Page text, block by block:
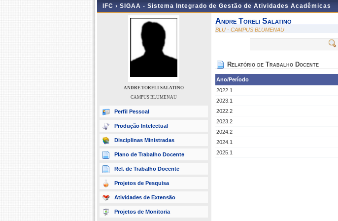
IFC › SIGAA - Sistema Integrado de Gestão de Atividades Acadêmicas
ANDRE TORELI SALATINO
CAMPUS BLUMENAU
Perfil Pessoal
Produção Intelectual
Disciplinas Ministradas
Plano de Trabalho Docente
Rel. de Trabalho Docente
Projetos de Pesquisa
Atividades de Extensão
Projetos de Monitoria
Andre Toreli Salatino
BLU - CAMPUS BLUMENAU
Relatório de Trabalho Docente
Ano/Período
2022.1
2023.1
2022.2
2023.2
2024.2
2024.1
2025.1